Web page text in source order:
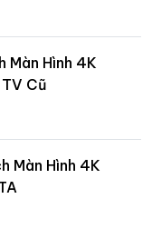
Màn Hình 4K
Cũ
Màn Hình 4K